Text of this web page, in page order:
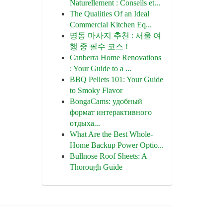
Naturellement : Conseils et...
The Qualities Of an Ideal
Commercial Kitchen Eq...
명동 마사지 추천 : 서울 여
행 중 필수 코스 !
Canberra Home Renovations
: Your Guide to a ...
BBQ Pellets 101: Your Guide
to Smoky Flavor
BongaCams: удобный
формат интерактивного
отдыха...
What Are the Best Whole-
Home Backup Power Optio...
Bullnose Roof Sheets: A
Thorough Guide